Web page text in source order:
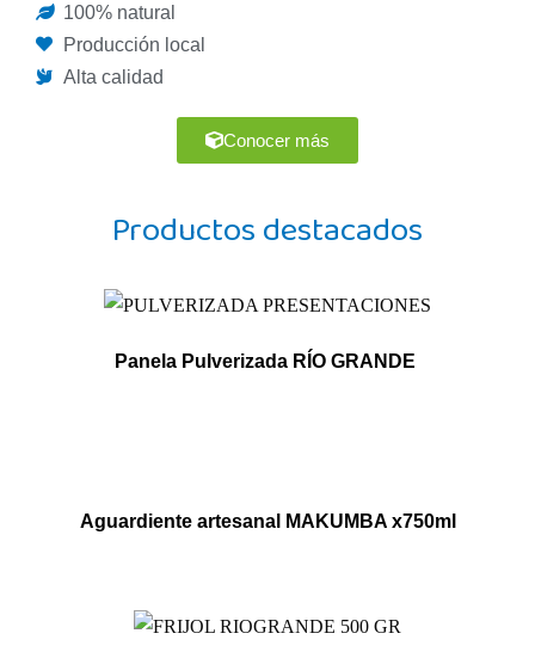
100% natural
Producción local
Alta calidad
Conocer más
Productos destacados
Panela Pulverizada RÍO GRANDE
Aguardiente artesanal MAKUMBA x750ml